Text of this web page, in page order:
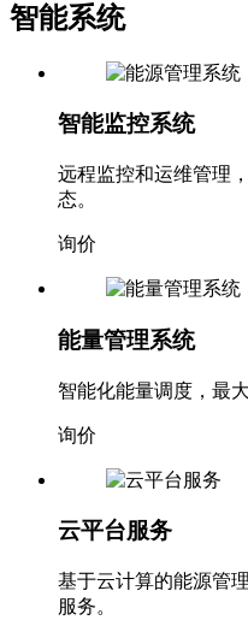
智能系统
智能监控系统
远程监控和运维管理
态。
询价
能量管理系统
智能化能量调度，最
询价
云平台服务
基于云计算的能源管
服务。